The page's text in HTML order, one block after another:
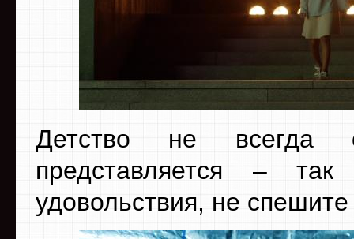
Детство не всегда
представляется –
удовольствия, не